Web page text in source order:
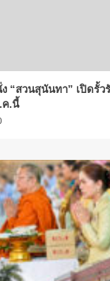
“สวนสุนันทา” เปิดรั้ว
ค.นี้